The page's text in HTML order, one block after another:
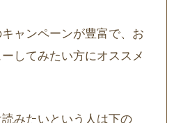
ャンペーンが豊富で、お
してみたい方にオススメ
みたいという人は下の